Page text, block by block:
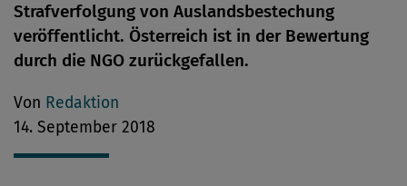
Strafverfolgung von Auslandsbestechung
veröffentlicht. Österreich ist in der Bewertung
durch die NGO zurückgefallen.
Von Redaktion
14. September 2018